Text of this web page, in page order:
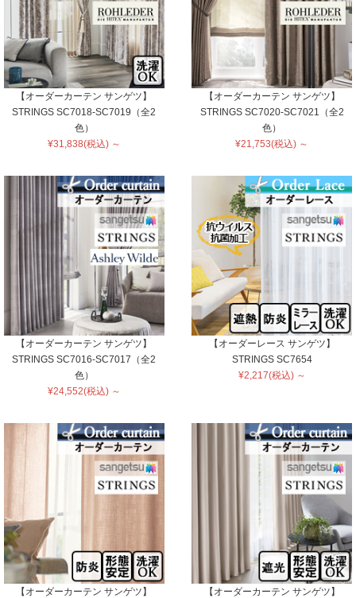
【オーダーカーテン サンゲツ】
STRINGS SC7018-SC7019（全2
色）
¥31,838(税込) ～
【オーダーカーテン サンゲツ】
STRINGS SC7020-SC7021（全2
色）
¥21,753(税込) ～
【オーダーカーテン サンゲツ】
STRINGS SC7016-SC7017（全2
色）
¥24,552(税込) ～
【オーダーレース サンゲツ】
STRINGS SC7654
¥2,217(税込) ～
【オーダーカーテン サンゲツ】
【オーダーカーテン サンゲツ】